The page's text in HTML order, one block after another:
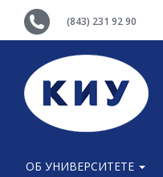
(843) 231 92 90
ОБ УНИВЕРСИТЕТЕ